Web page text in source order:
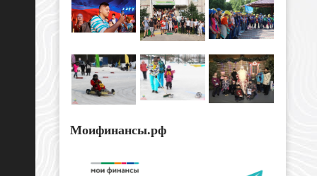
Моифинансы.рф